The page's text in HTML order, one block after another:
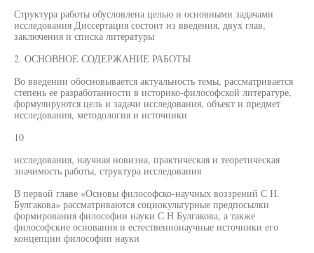
Структура работы обусловлена целью и основными задачами
исследования Диссертация состоит из введения, двух глав,
заключения и списка литературы
2. ОСНОВНОЕ СОДЕРЖАНИЕ РАБОТЫ
Во введении обосновывается актуальность темы, рассматривается
степень ее разработанности в историко-философской литературе,
формулируются цель и задачи исследования, объект и предмет
исследования, методология и источники
10
исследования, научная новизна, практическая и теоретическая
значимость работы, структура исследования
В первой главе «Основы философско-научных воззрений С Н.
Булгакова» рассматриваются социокультурные предпосылки
формирования философии науки С Н Булгакова, а также
философские основания и естественнонаучные источники его
концепции философии науки